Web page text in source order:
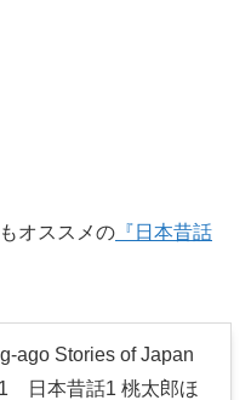
オススメの 『日本昔話
ago Stories of Japan
日本昔話1 桃太郎ほ